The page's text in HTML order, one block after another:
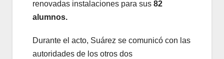
renovadas instalaciones para sus 82
alumnos.
Durante el acto, Suárez se comunicó con las
autoridades de los otros dos